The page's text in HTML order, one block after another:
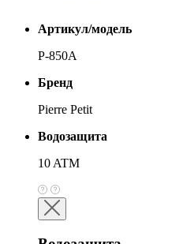
Артикул/модель
P-850A
Бренд
Pierre Petit
Водозащита
10 ATM